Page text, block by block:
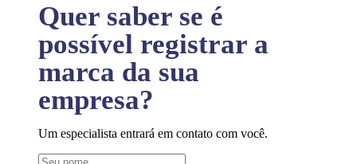
Quer saber se é
possível registrar a
marca da sua
empresa?
Um especialista entrará em contato com você.